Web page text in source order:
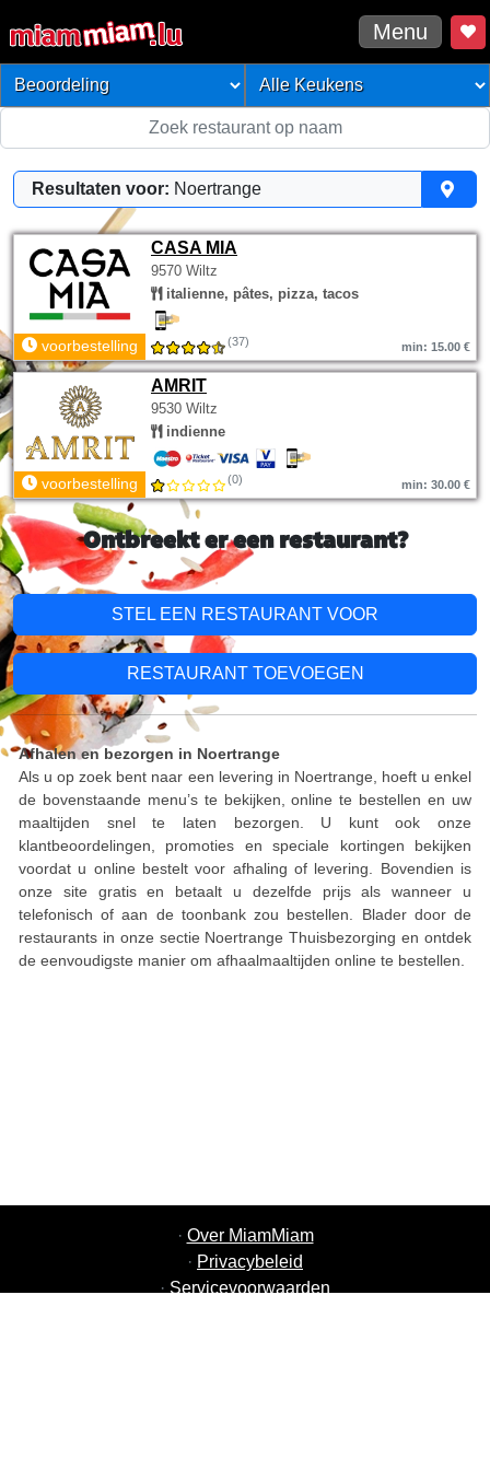
Menu
Resultaten voor: Noertrange
CASA MIA
9570 Wiltz
italienne, pâtes, pizza, tacos
voorbestelling (37) min: 15.00 €
AMRIT
9530 Wiltz
indienne
voorbestelling (0) min: 30.00 €
Ontbreekt er een restaurant?
STEL EEN RESTAURANT VOOR
RESTAURANT TOEVOEGEN
Afhalen en bezorgen in Noertrange
Als u op zoek bent naar een levering in Noertrange, hoeft u enkel
de bovenstaande menu’s te bekijken, online te bestellen en uw
maaltijden snel te laten bezorgen. U kunt ook onze
klantbeoordelingen, promoties en speciale kortingen bekijken
voordat u online bestelt voor afhaling of levering. Bovendien is
onze site gratis en betaalt u dezelfde prijs als wanneer u
telefonisch of aan de toonbank zou bestellen. Blader door de
restaurants in onze sectie Noertrange Thuisbezorging en ontdek
de eenvoudigste manier om afhaalmaaltijden online te bestellen.
· Over MiamMiam
· Privacybeleid
· Servicevoorwaarden